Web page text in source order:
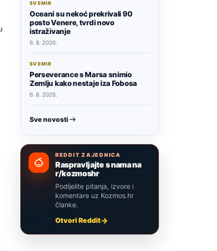
SVEMIR
Oceani su nekoć prekrivali 90
posto Venere, tvrdi novo
istraživanje
6. 8. 2026.
SVEMIR
Perseverance s Marsa snimio
Zemlju kako nestaje iza Fobosa
6. 8. 2026.
Sve novosti
REDDIT ZAJEDNICA
Raspravljajte s nama na
r/kozmoshr
Podijelite pitanja, izvore i
komentare uz Kozmos.hr
članke.
Otvori Reddit